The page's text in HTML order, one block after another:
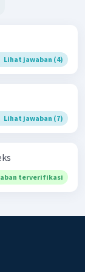
Lihat jawaban (4)
Lihat jawaban (7)
terverifikasi